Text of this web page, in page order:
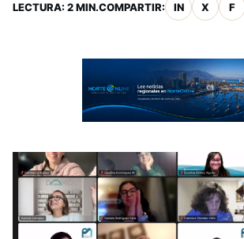
LECTURA: 2 MIN.COMPARTIR: IN X F